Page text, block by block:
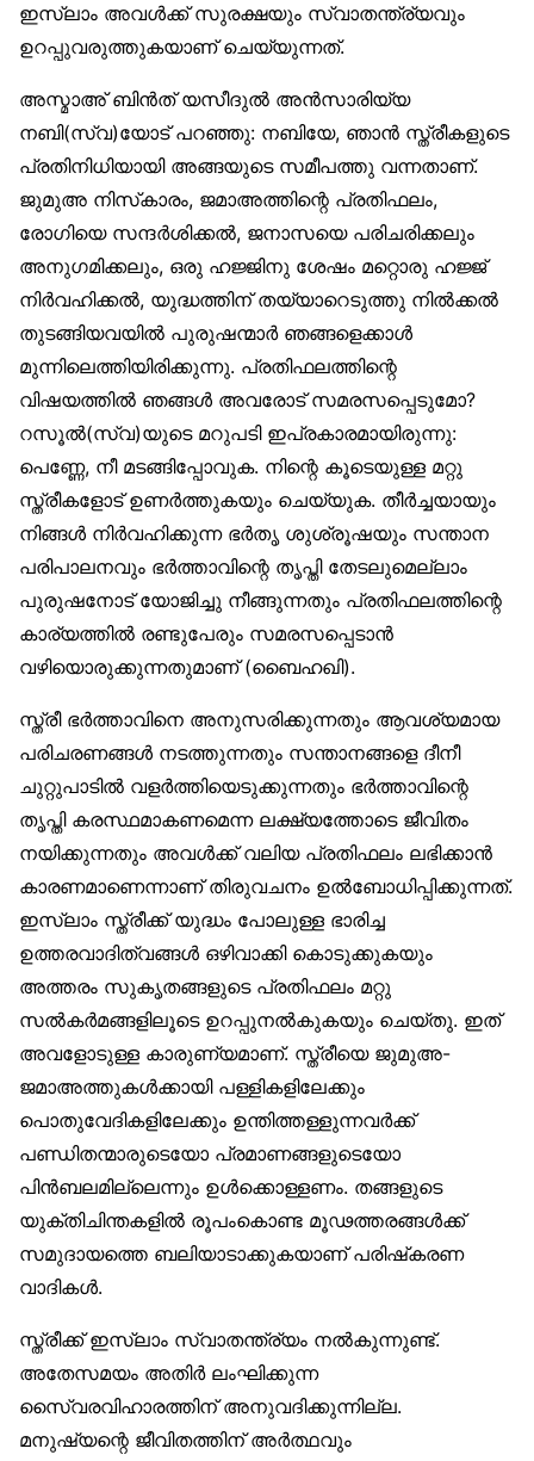
ഇസ്‌ലാം അവൾക്ക് സുരക്ഷയും സ്വാതന്ത്ര്യവും
ഉറപ്പുവരുത്തുകയാണ് ചെയ്യുന്നത്.
അസ്മാഅ് ബിൻത് യസീദുൽ അൻസാരിയ്യ
നബി(സ്വ)യോട് പറഞ്ഞു: നബിയേ, ഞാൻ സ്ത്രീകളുടെ
പ്രതിനിധിയായി അങ്ങയുടെ സമീപത്തു വന്നതാണ്.
ജുമുഅ നിസ്‌കാരം, ജമാഅത്തിന്റെ പ്രതിഫലം,
രോഗിയെ സന്ദർശിക്കൽ, ജനാസയെ പരിചരിക്കലും
അനുഗമിക്കലും, ഒരു ഹജ്ജിനു ശേഷം മറ്റൊരു ഹജ്ജ്
നിർവഹിക്കൽ, യുദ്ധത്തിന് തയ്യാറെടുത്തു നിൽക്കൽ
തുടങ്ങിയവയിൽ പുരുഷന്മാർ ഞങ്ങളെക്കാൾ
മുന്നിലെത്തിയിരിക്കുന്നു. പ്രതിഫലത്തിന്റെ
വിഷയത്തിൽ ഞങ്ങൾ അവരോട് സമരസപ്പെടുമോ?
റസൂൽ(സ്വ)യുടെ മറുപടി ഇപ്രകാരമായിരുന്നു:
പെണ്ണേ, നീ മടങ്ങിപ്പോവുക. നിന്റെ കൂടെയുള്ള മറ്റു
സ്ത്രീകളോട് ഉണർത്തുകയും ചെയ്യുക. തീർച്ചയായും
നിങ്ങൾ നിർവഹിക്കുന്ന ഭർതൃ ശുശ്രൂഷയും സന്താന
പരിപാലനവും ഭർത്താവിന്റെ തൃപ്തി തേടലുമെല്ലാം
പുരുഷനോട് യോജിച്ചു നീങ്ങുന്നതും പ്രതിഫലത്തിന്റെ
കാര്യത്തിൽ രണ്ടുപേരും സമരസപ്പെടാൻ
വഴിയൊരുക്കുന്നതുമാണ് (ബൈഹഖി).
സ്ത്രീ ഭർത്താവിനെ അനുസരിക്കുന്നതും ആവശ്യമായ
പരിചരണങ്ങൾ നടത്തുന്നതും സന്താനങ്ങളെ ദീനീ
ചുറ്റുപാടിൽ വളർത്തിയെടുക്കുന്നതും ഭർത്താവിന്റെ
തൃപ്തി കരസ്ഥമാകണമെന്ന ലക്ഷ്യത്തോടെ ജീവിതം
നയിക്കുന്നതും അവൾക്ക് വലിയ പ്രതിഫലം ലഭിക്കാൻ
കാരണമാണെന്നാണ് തിരുവചനം ഉൽബോധിപ്പിക്കുന്നത്.
ഇസ്‌ലാം സ്ത്രീക്ക് യുദ്ധം പോലുള്ള ഭാരിച്ച
ഉത്തരവാദിത്വങ്ങൾ ഒഴിവാക്കി കൊടുക്കുകയും
അത്തരം സുകൃതങ്ങളുടെ പ്രതിഫലം മറ്റു
സൽകർമങ്ങളിലൂടെ ഉറപ്പുനൽകുകയും ചെയ്തു. ഇത്
അവളോടുള്ള കാരുണ്യമാണ്. സ്ത്രീയെ ജുമുഅ-
ജമാഅത്തുകൾക്കായി പള്ളികളിലേക്കും
പൊതുവേദികളിലേക്കും ഉന്തിത്തള്ളുന്നവർക്ക്
പണ്ഡിതന്മാരുടെയോ പ്രമാണങ്ങളുടെയോ
പിൻബലമില്ലെന്നും ഉൾക്കൊള്ളണം. തങ്ങളുടെ
യുക്തിചിന്തകളിൽ രൂപംകൊണ്ട മൂഢത്തരങ്ങൾക്ക്
സമുദായത്തെ ബലിയാടാക്കുകയാണ് പരിഷ്‌കരണ
വാദികൾ.
സ്ത്രീക്ക് ഇസ്‌ലാം സ്വാതന്ത്ര്യം നൽകുന്നുണ്ട്.
അതേസമയം അതിർ ലംഘിക്കുന്ന
സൈ്വരവിഹാരത്തിന് അനുവദിക്കുന്നില്ല.
മനുഷ്യന്റെ ജീവിതത്തിന് അർത്ഥവും